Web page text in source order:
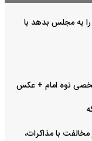
به مجلس بدهد با
نوه امام + عکس
با مذاکرات،